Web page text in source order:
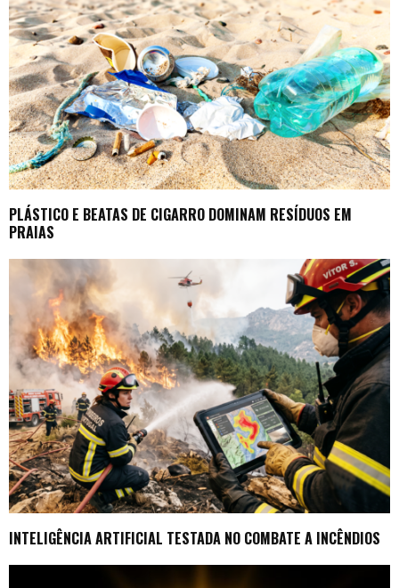
PLÁSTICO E BEATAS DE CIGARRO DOMINAM RESÍDUOS EM
PRAIAS
INTELIGÊNCIA ARTIFICIAL TESTADA NO COMBATE A INCÊNDIOS